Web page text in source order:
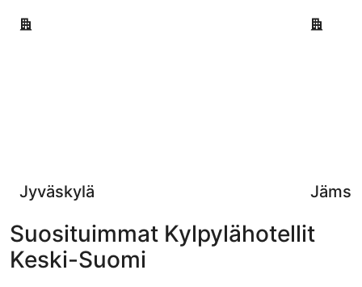
Jyväskylä
Jyväskylä
Jämsä
Jämsä
Suosituimmat Kylpylähotellit
Keski-Suomi